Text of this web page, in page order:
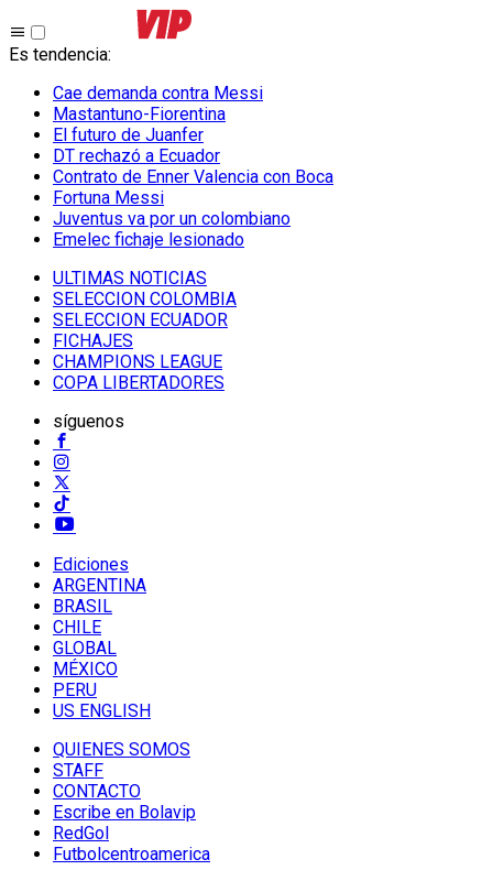
Es tendencia:
Cae demanda contra Messi
Mastantuno-Fiorentina
El futuro de Juanfer
DT rechazó a Ecuador
Contrato de Enner Valencia con Boca
Fortuna Messi
Juventus va por un colombiano
Emelec fichaje lesionado
ULTIMAS NOTICIAS
SELECCION COLOMBIA
SELECCION ECUADOR
FICHAJES
CHAMPIONS LEAGUE
COPA LIBERTADORES
síguenos
Ediciones
ARGENTINA
BRASIL
CHILE
GLOBAL
MÉXICO
PERU
US ENGLISH
QUIENES SOMOS
STAFF
CONTACTO
Escribe en Bolavip
RedGol
Futbolcentroamerica